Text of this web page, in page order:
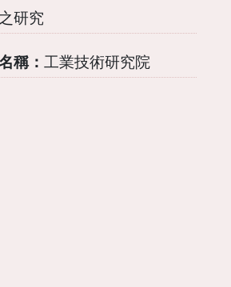
研究
稱： 工業技術研究院